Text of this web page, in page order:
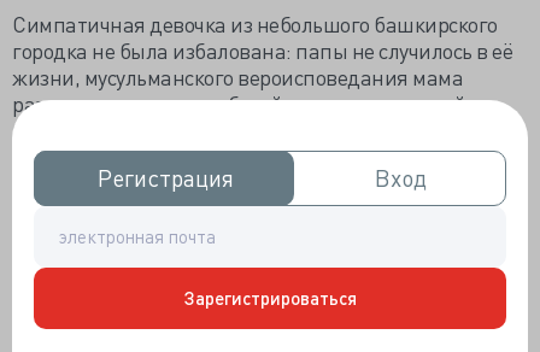
Регистрация
Регистрация Вход
Вход
Зарегистрироваться
Симпатичная девочка из небольшого башкирского
городка не была избалована: папы не случилось в её
жизни, мусульманского вероисповедания мама
разрывалась между работой и парализованной
бабушкой, а тут ещё одноклассницы омрачили
детство групповым суицидом. Девочка подросла и
поступила в медицинский колледж в столице
соседней республики, где числилась на хорошем
счету: оценки за учёбу высокие, поведение
правильно-скромное, уважительное отношение к
преподавателям. Спокойная, организованная,
скромная, неконфликтная. Не считать же фотки в